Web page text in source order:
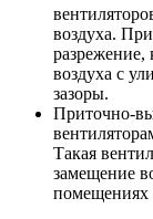
воздуха.
разрежение,
воздуха с
зазоры.
Приточно-
Такая
замещение
помещениях